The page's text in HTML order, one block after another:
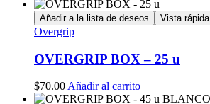
Añadir a la lista de deseos Vista rápida
Overgrip
OVERGRIP BOX – 25 u
$70.00Añadir al carrito